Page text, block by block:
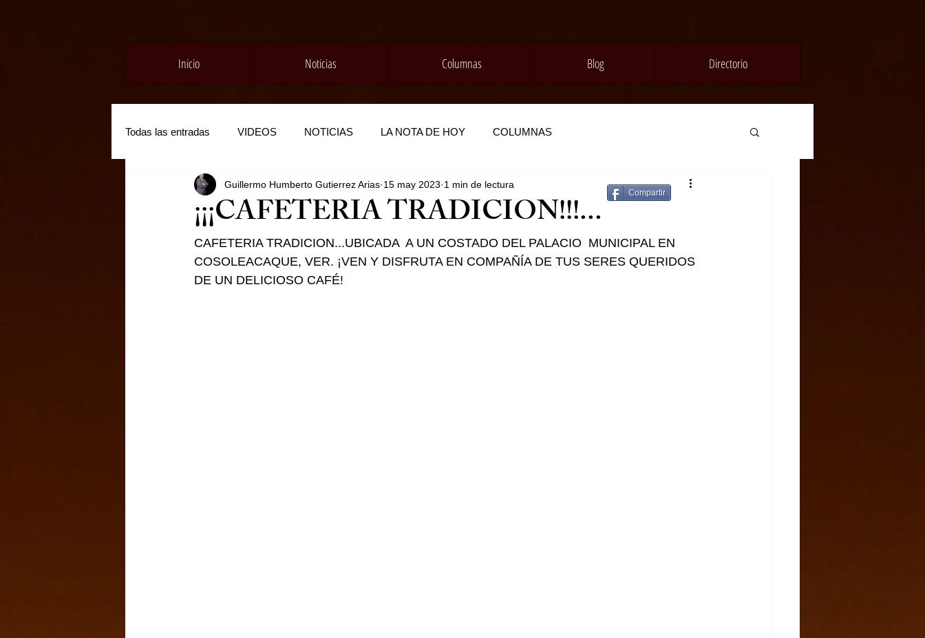
Inicio Noticias Columnas Blog Directorio
Todas las entradas VIDEOS NOTICIAS LA NOTA DE HOY COLUMNAS
¡¡¡CAFETERIA TRADICION!!!...
Guillermo Humberto Gutierrez Arias 15 may 2023 1 min de lectura
CAFETERIA TRADICION...UBICADA  A UN COSTADO DEL PALACIO  MUNICIPAL EN
COSOLEACAQUE, VER. ¡VEN Y DISFRUTA EN COMPAÑÍA DE TUS SERES QUERIDOS
DE UN DELICIOSO CAFÉ!
Compartir